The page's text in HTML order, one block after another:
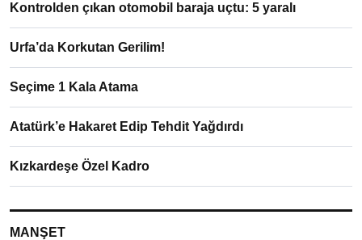
Kontrolden çıkan otomobil baraja uçtu: 5 yaralı
Urfa’da Korkutan Gerilim!
Seçime 1 Kala Atama
Atatürk’e Hakaret Edip Tehdit Yağdırdı
Kızkardeşe Özel Kadro
MANŞET